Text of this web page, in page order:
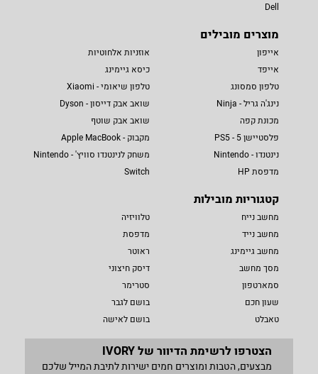
Dell
מוצרים מובילים
אייפון
אייפד
טלפון סמסונג
נינג'ה גריל - Ninja
מכונת קפה
פלסטיישן 5 - PS5
נינטנדו - Nintendo
מדפסת HP
אוזניות אלחוטיות
כיסא גיימינג
טלפון שיאומי - Xiaomi
שואב אבק דייסון - Dyson
שואב אבק שוטף
מקבוק - Apple MacBook
משחק לנינטנדו סוויץ' - Nintendo
Switch
קטגוריות מובילות
מחשב נייח
מחשב נייד
מחשב גיימינג
מסך מחשב
סמארטפון
שעון חכם
טאבלט
טלוויזיה
מדפסת
ראוטר
דיסק חיצוני
סטרימר
בושם לגבר
בושם לאישה
הצטרפו לרשימת הדיוור של IVORY
מבצעים, הטבות ומוצרים חמים ישירות לתיבת המייל שלכם